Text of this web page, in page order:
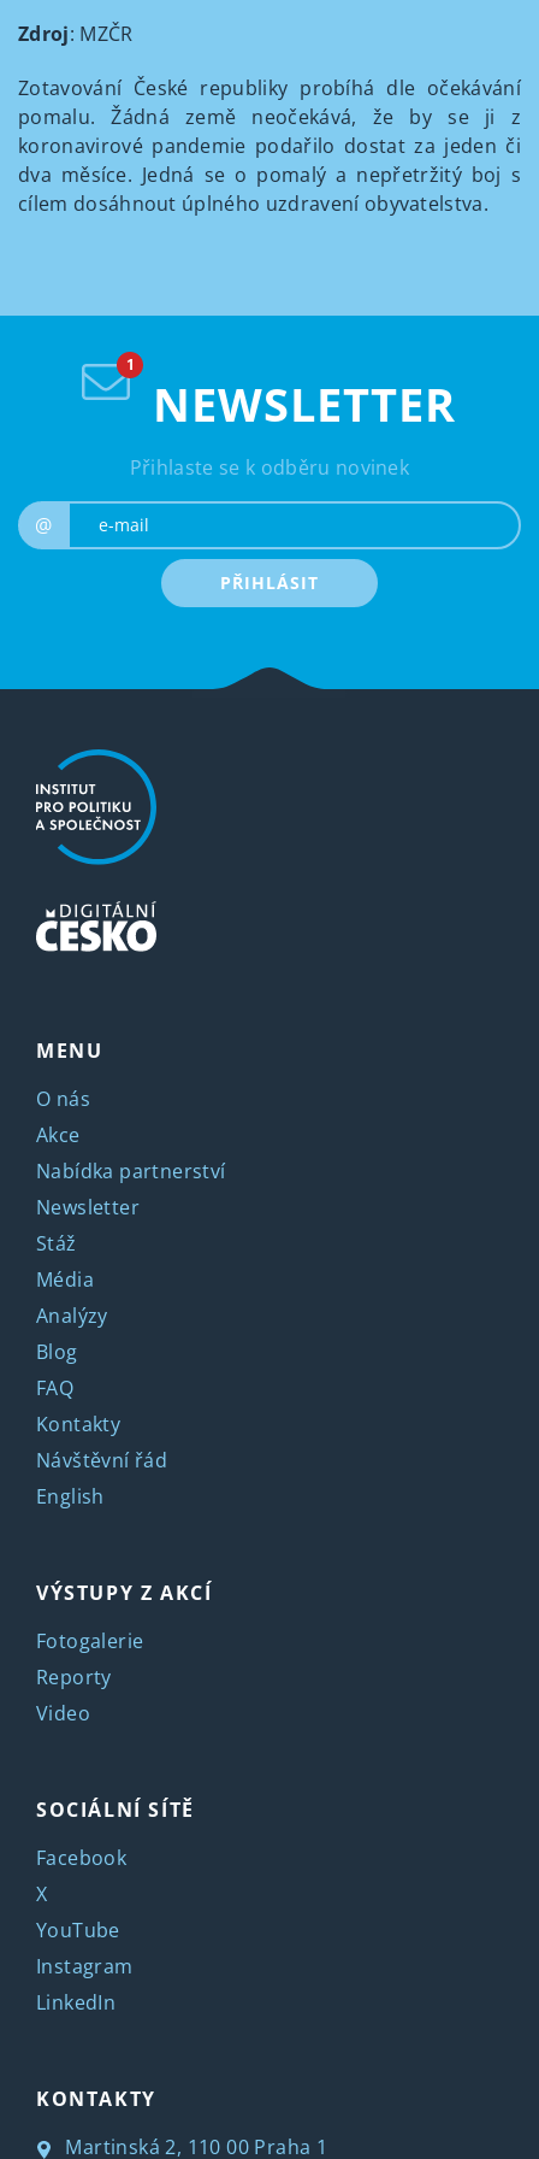
Zdroj: MZČR
Zotavování České republiky probíhá dle očekávání
pomalu. Žádná země neočekává, že by se ji z
koronavirové pandemie podařilo dostat za jeden či
dva měsíce. Jedná se o pomalý a nepřetržitý boj s
cílem dosáhnout úplného uzdravení obyvatelstva.
NEWSLETTER
Přihlaste se k odběru novinek
@
PŘIHLÁSIT
MENU
O nás
Akce
Nabídka partnerství
Newsletter
Stáž
Média
Analýzy
Blog
FAQ
Kontakty
Návštěvní řád
English
VÝSTUPY Z AKCÍ
Fotogalerie
Reporty
Video
SOCIÁLNÍ SÍTĚ
Facebook
X
YouTube
Instagram
LinkedIn
KONTAKTY
Martinská 2, 110 00 Praha 1